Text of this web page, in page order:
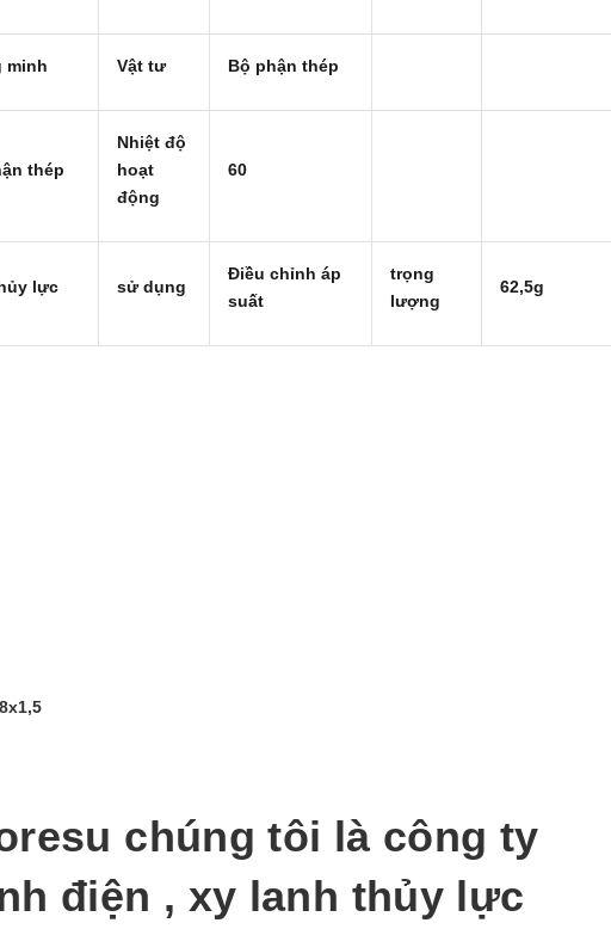
minh Vật tư Bộ phận thép
thép
Nhiệt độ
hoạt
động
60
lực sử dụng
Điều chỉnh áp
suất
trọng
lượng
62,5g
chúng tôi là công ty
điện , xy lanh thủy lực